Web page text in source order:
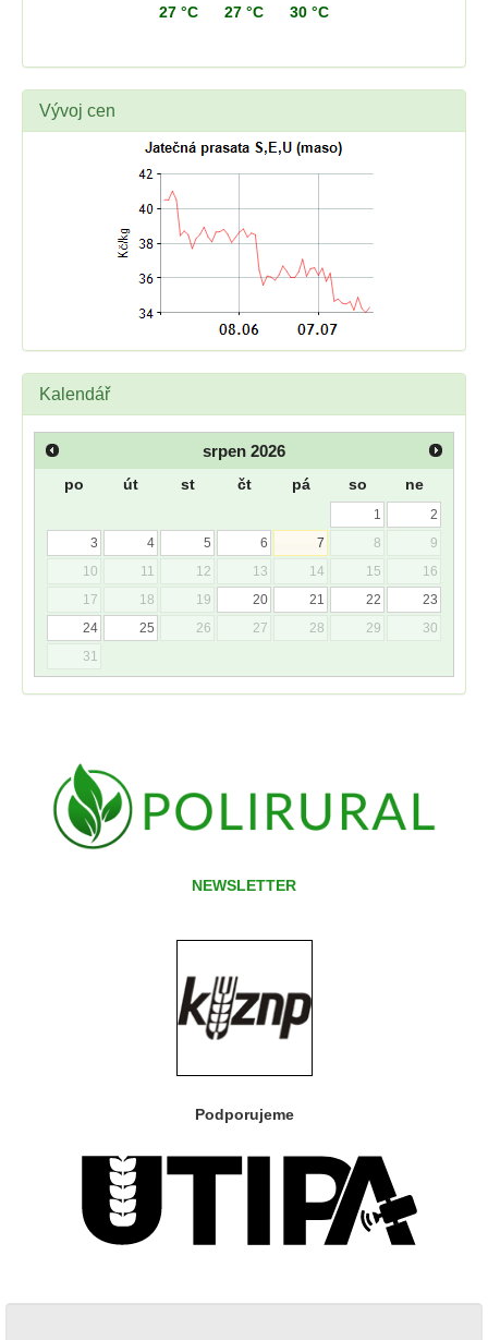
27 °C 27 °C 30 °C
Vývoj cen
Kalendář
srpen 2026
po út st čt pá so ne
1
2
3
4 5 6 7 8
9
10
11 12 13 14 15
16
17
18 19 20 21 22
23
24
25 26 27 28 29
30
31
NEWSLETTER
Podporujeme